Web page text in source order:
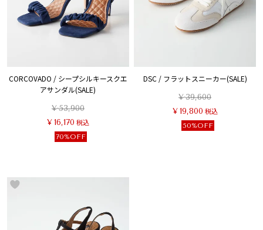
CORCOVADO / シープシルキースクエ
アサンダル(SALE)
¥53,900
¥16,170 税込
70%OFF
DSC / フラットスニーカー(SALE)
¥39,600
¥ 19,800 税込
50%OFF